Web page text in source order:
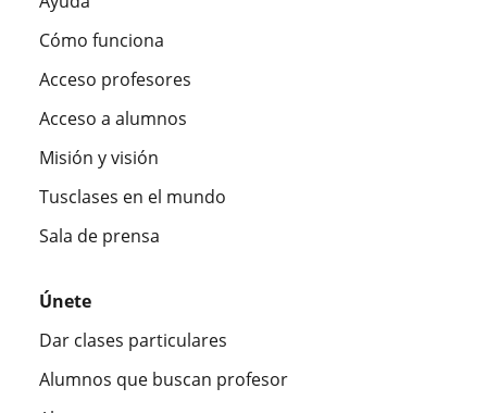
Cómo funciona
Acceso profesores
Acceso a alumnos
Misión y visión
Tusclases en el mundo
Sala de prensa
Únete
Dar clases particulares
Alumnos que buscan profesor